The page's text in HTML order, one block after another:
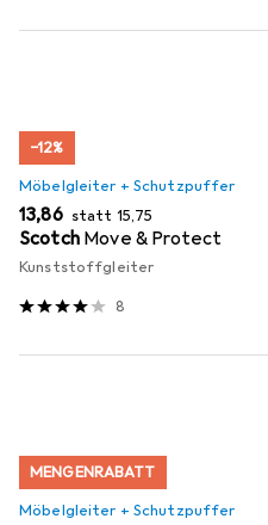
−12%
Möbelgleiter + Schutzpuffer
EUR
13,86 statt EUR
15,75
Scotch Move & Protect
Kunststoffgleiter
8
MENGENRABATT
Möbelgleiter + Schutzpuffer